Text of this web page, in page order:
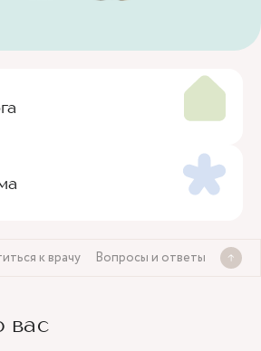
к врачу Вопросы и ответы
вас